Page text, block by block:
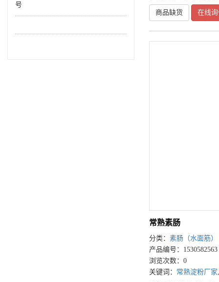
号
商品缺货 在线
常熟素肠
分类： 素肠（水面筋）
产品编号：1530582563
浏览次数：0
关键词： 常熟淀粉厂家,